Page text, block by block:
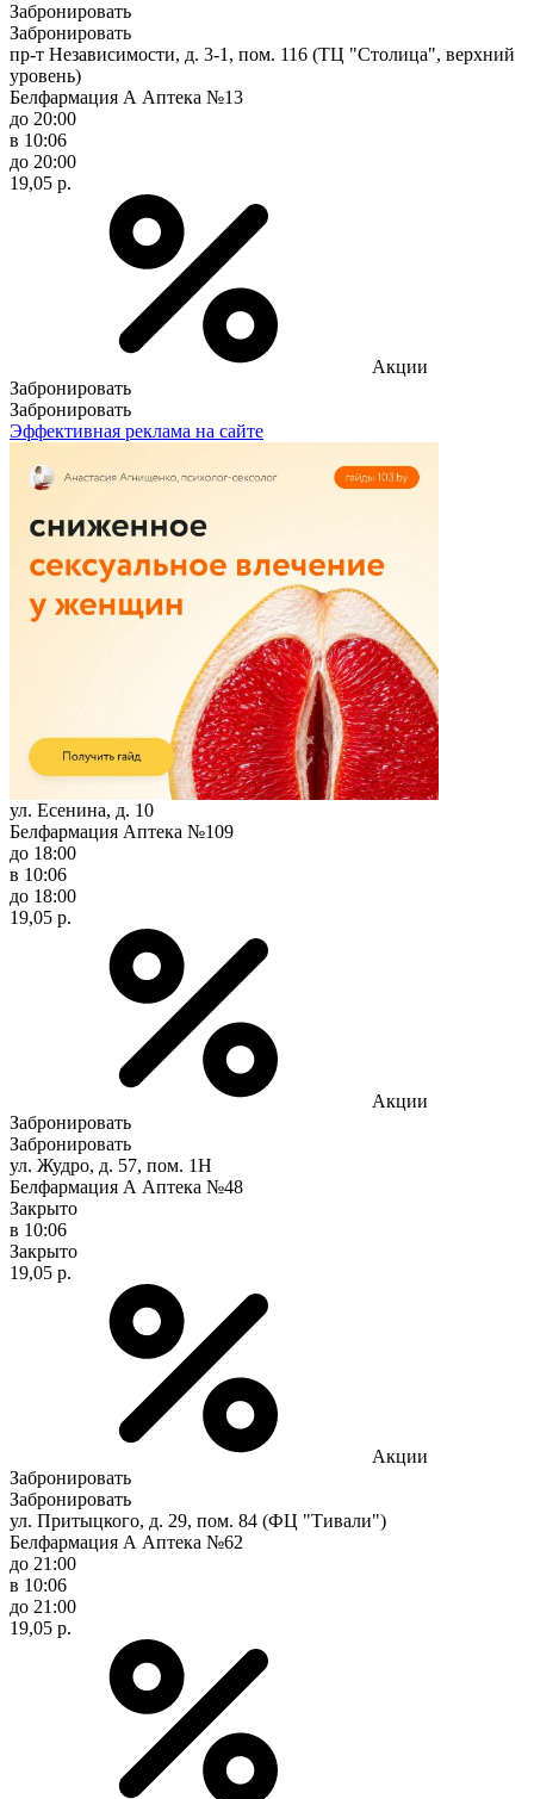
Забронировать
Забронировать
пр-т Независимости, д. 3-1, пом. 116 (ТЦ "Столица", верхний
уровень)
Белфармация А Аптека №13
до 20:00
в 10:06
до 20:00
19,05 р.
Акции
Забронировать
Забронировать
Эффективная реклама на сайте
ул. Есенина, д. 10
Белфармация Аптека №109
до 18:00
в 10:06
до 18:00
19,05 р.
Акции
Забронировать
Забронировать
ул. Жудро, д. 57, пом. 1Н
Белфармация А Аптека №48
Закрыто
в 10:06
Закрыто
19,05 р.
Акции
Забронировать
Забронировать
ул. Притыцкого, д. 29, пом. 84 (ФЦ "Тивали")
Белфармация А Аптека №62
до 21:00
в 10:06
до 21:00
19,05 р.